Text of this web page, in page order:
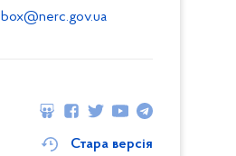
box@nerc.gov.ua
Стара версія